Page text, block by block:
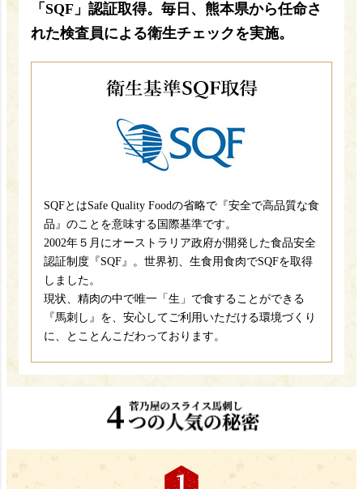
「SQF」認証取得。毎日、熊本県から任命さ
れた検査員による衛生チェックを実施。
SQFとはSafe Quality Foodの省略で『安全で高品質な食
品』のことを意味する国際基準です。
2002年５月にオーストラリア政府が開発した食品安全
認証制度『SQF』。世界初、生食用食肉でSQFを取得
しました。
現状、精肉の中で唯一「生」で食することができる
『馬刺し』を、安心してご利用いただける環境づくり
に、とことんこだわっております。